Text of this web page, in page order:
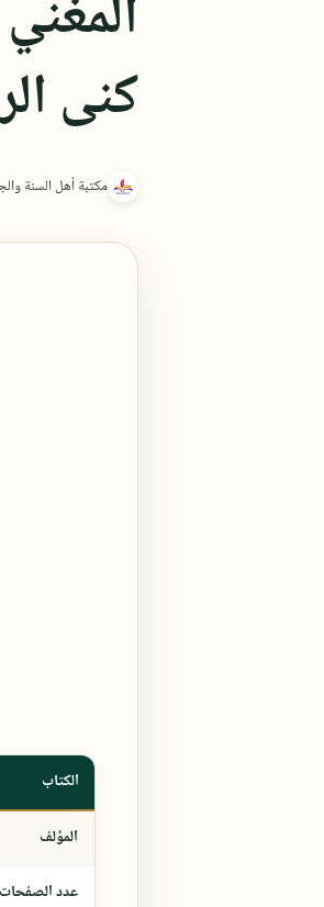
كنى
الكتاب
المؤلف
عدد الصفحات